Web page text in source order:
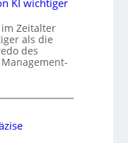
KI wichtiger
Zeitalter
als die
des